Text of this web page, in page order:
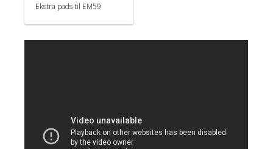
Ekstra pads til EM59